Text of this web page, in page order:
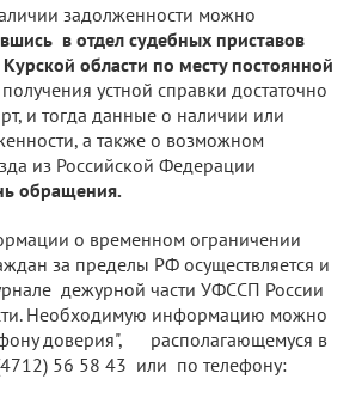
задолженности можно
в отдел судебных приставов
области по месту постоянной
устной справки достаточно
и тогда данные о наличии или
а также о возможном
из Российской Федерации
обращения.
о временном ограничении
за пределы РФ осуществляется и
дежурной части УФССП России
Необходимую информацию можно
доверия", располагающемуся в
56 58 43 или по телефону: